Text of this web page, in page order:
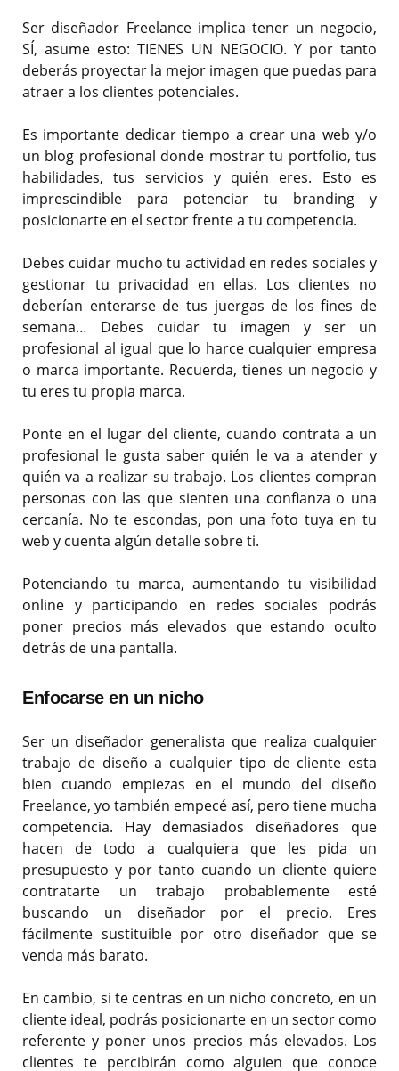
Ser diseñador Freelance implica tener un negocio,
SÍ, asume esto: TIENES UN NEGOCIO. Y por tanto
deberás proyectar la mejor imagen que puedas para
atraer a los clientes potenciales.
Es importante dedicar tiempo a crear una web y/o
un blog profesional donde mostrar tu portfolio, tus
habilidades, tus servicios y quién eres. Esto es
imprescindible para potenciar tu branding y
posicionarte en el sector frente a tu competencia.
Debes cuidar mucho tu actividad en redes sociales y
gestionar tu privacidad en ellas. Los clientes no
deberían enterarse de tus juergas de los fines de
semana… Debes cuidar tu imagen y ser un
profesional al igual que lo harce cualquier empresa
o marca importante. Recuerda, tienes un negocio y
tu eres tu propia marca.
Ponte en el lugar del cliente, cuando contrata a un
profesional le gusta saber quién le va a atender y
quién va a realizar su trabajo. Los clientes compran
personas con las que sienten una confianza o una
cercanía. No te escondas, pon una foto tuya en tu
web y cuenta algún detalle sobre ti.
Potenciando tu marca, aumentando tu visibilidad
online y participando en redes sociales podrás
poner precios más elevados que estando oculto
detrás de una pantalla.
Enfocarse en un nicho
Ser un diseñador generalista que realiza cualquier
trabajo de diseño a cualquier tipo de cliente esta
bien cuando empiezas en el mundo del diseño
Freelance, yo también empecé así, pero tiene mucha
competencia. Hay demasiados diseñadores que
hacen de todo a cualquiera que les pida un
presupuesto y por tanto cuando un cliente quiere
contratarte un trabajo probablemente esté
buscando un diseñador por el precio. Eres
fácilmente sustituible por otro diseñador que se
venda más barato.
En cambio, si te centras en un nicho concreto, en un
cliente ideal, podrás posicionarte en un sector como
referente y poner unos precios más elevados. Los
clientes te percibirán como alguien que conoce